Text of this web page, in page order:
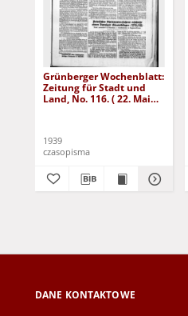
Grünberger Wochenblatt:
Zeitung für Stadt und
Land, No. 116. ( 22. Mai
1939
czasopisma
DANE KONTAKTOWE